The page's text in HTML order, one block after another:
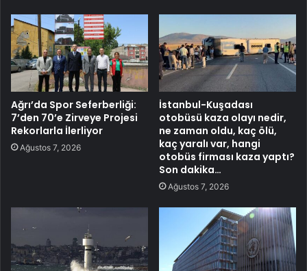
Ağrı’da Spor Seferberliği:
7’den 70’e Zirveye Projesi
Rekorlarla İlerliyor
Ağustos 7, 2026
İstanbul-Kuşadası
otobüsü kaza olayı nedir,
ne zaman oldu, kaç ölü,
kaç yaralı var, hangi
otobüs firması kaza yaptı?
Son dakika…
Ağustos 7, 2026